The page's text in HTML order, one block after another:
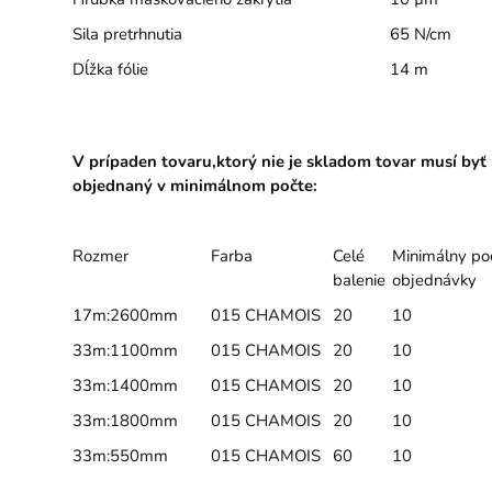
Sila pretrhnutia
65 N/cm
Dĺžka fólie
14 m
V prípaden tovaru,ktorý nie je skladom tovar musí byť
objednaný v minimálnom počte:
Rozmer Farba
Celé
balenie
Minimálny
objednávky
17m:2600mm
015 CHAMOIS 20
10
33m:1100mm
015 CHAMOIS 20
10
33m:1400mm
015 CHAMOIS 20
10
33m:1800mm
015 CHAMOIS 20
10
33m:550mm
015 CHAMOIS 60 10